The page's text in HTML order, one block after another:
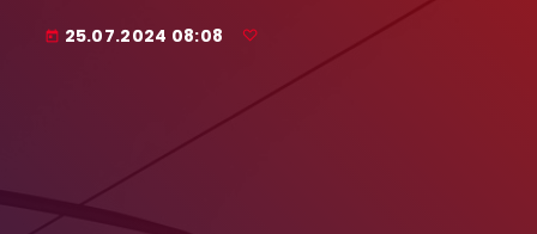
today 25.07.2024 08:08